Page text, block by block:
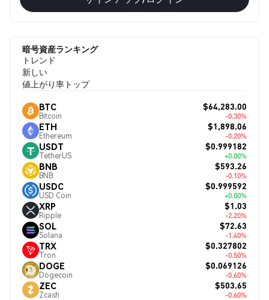
暗号資産ランキング
トレンド
新しい
値上がり率トップ
BTC
Bitcoin
$64,283.00
-0.30%
ETH
Ethereum
$1,898.06
-0.20%
USDT
TetherUS
$0.999182
+0.00%
BNB
BNB
$593.26
-0.10%
USDC
USD Coin
$0.999592
+0.00%
XRP
Ripple
$1.03
-2.20%
SOL
Solana
$72.63
-1.40%
TRX
Tron
$0.327802
-0.50%
DOGE
Dogecoin
$0.069126
-0.60%
ZEC
Zcash
$503.65
-0.60%